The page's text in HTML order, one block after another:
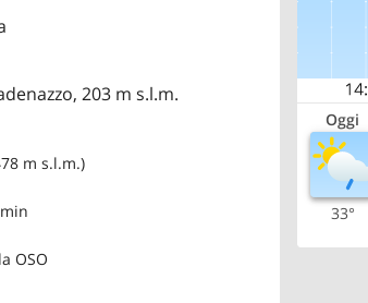
203 m s.l.m.
m s.l.m.)
OSO
Oggi
33°